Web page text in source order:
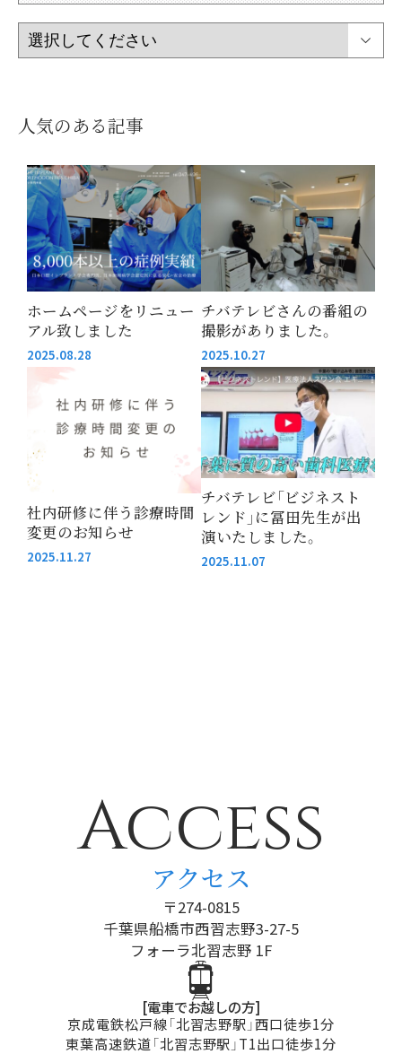
人気のある記事
ホームページをリニュー
アル致しました
2025.08.28
チバテレビさんの番組の
撮影がありました。
2025.10.27
社内研修に伴う診療時間
変更のお知らせ
2025.11.27
チバテレビ「ビジネスト
レンド」に冨田先生が出
演いたしました。
2025.11.07
Access
アクセス
〒274-0815
千葉県船橋市西習志野3-27-5
フォーラ北習志野 1F
[電車でお越しの方]
京成電鉄松戸線「北習志野駅」西口徒歩1分
東葉高速鉄道「北習志野駅」T1出口徒歩1分